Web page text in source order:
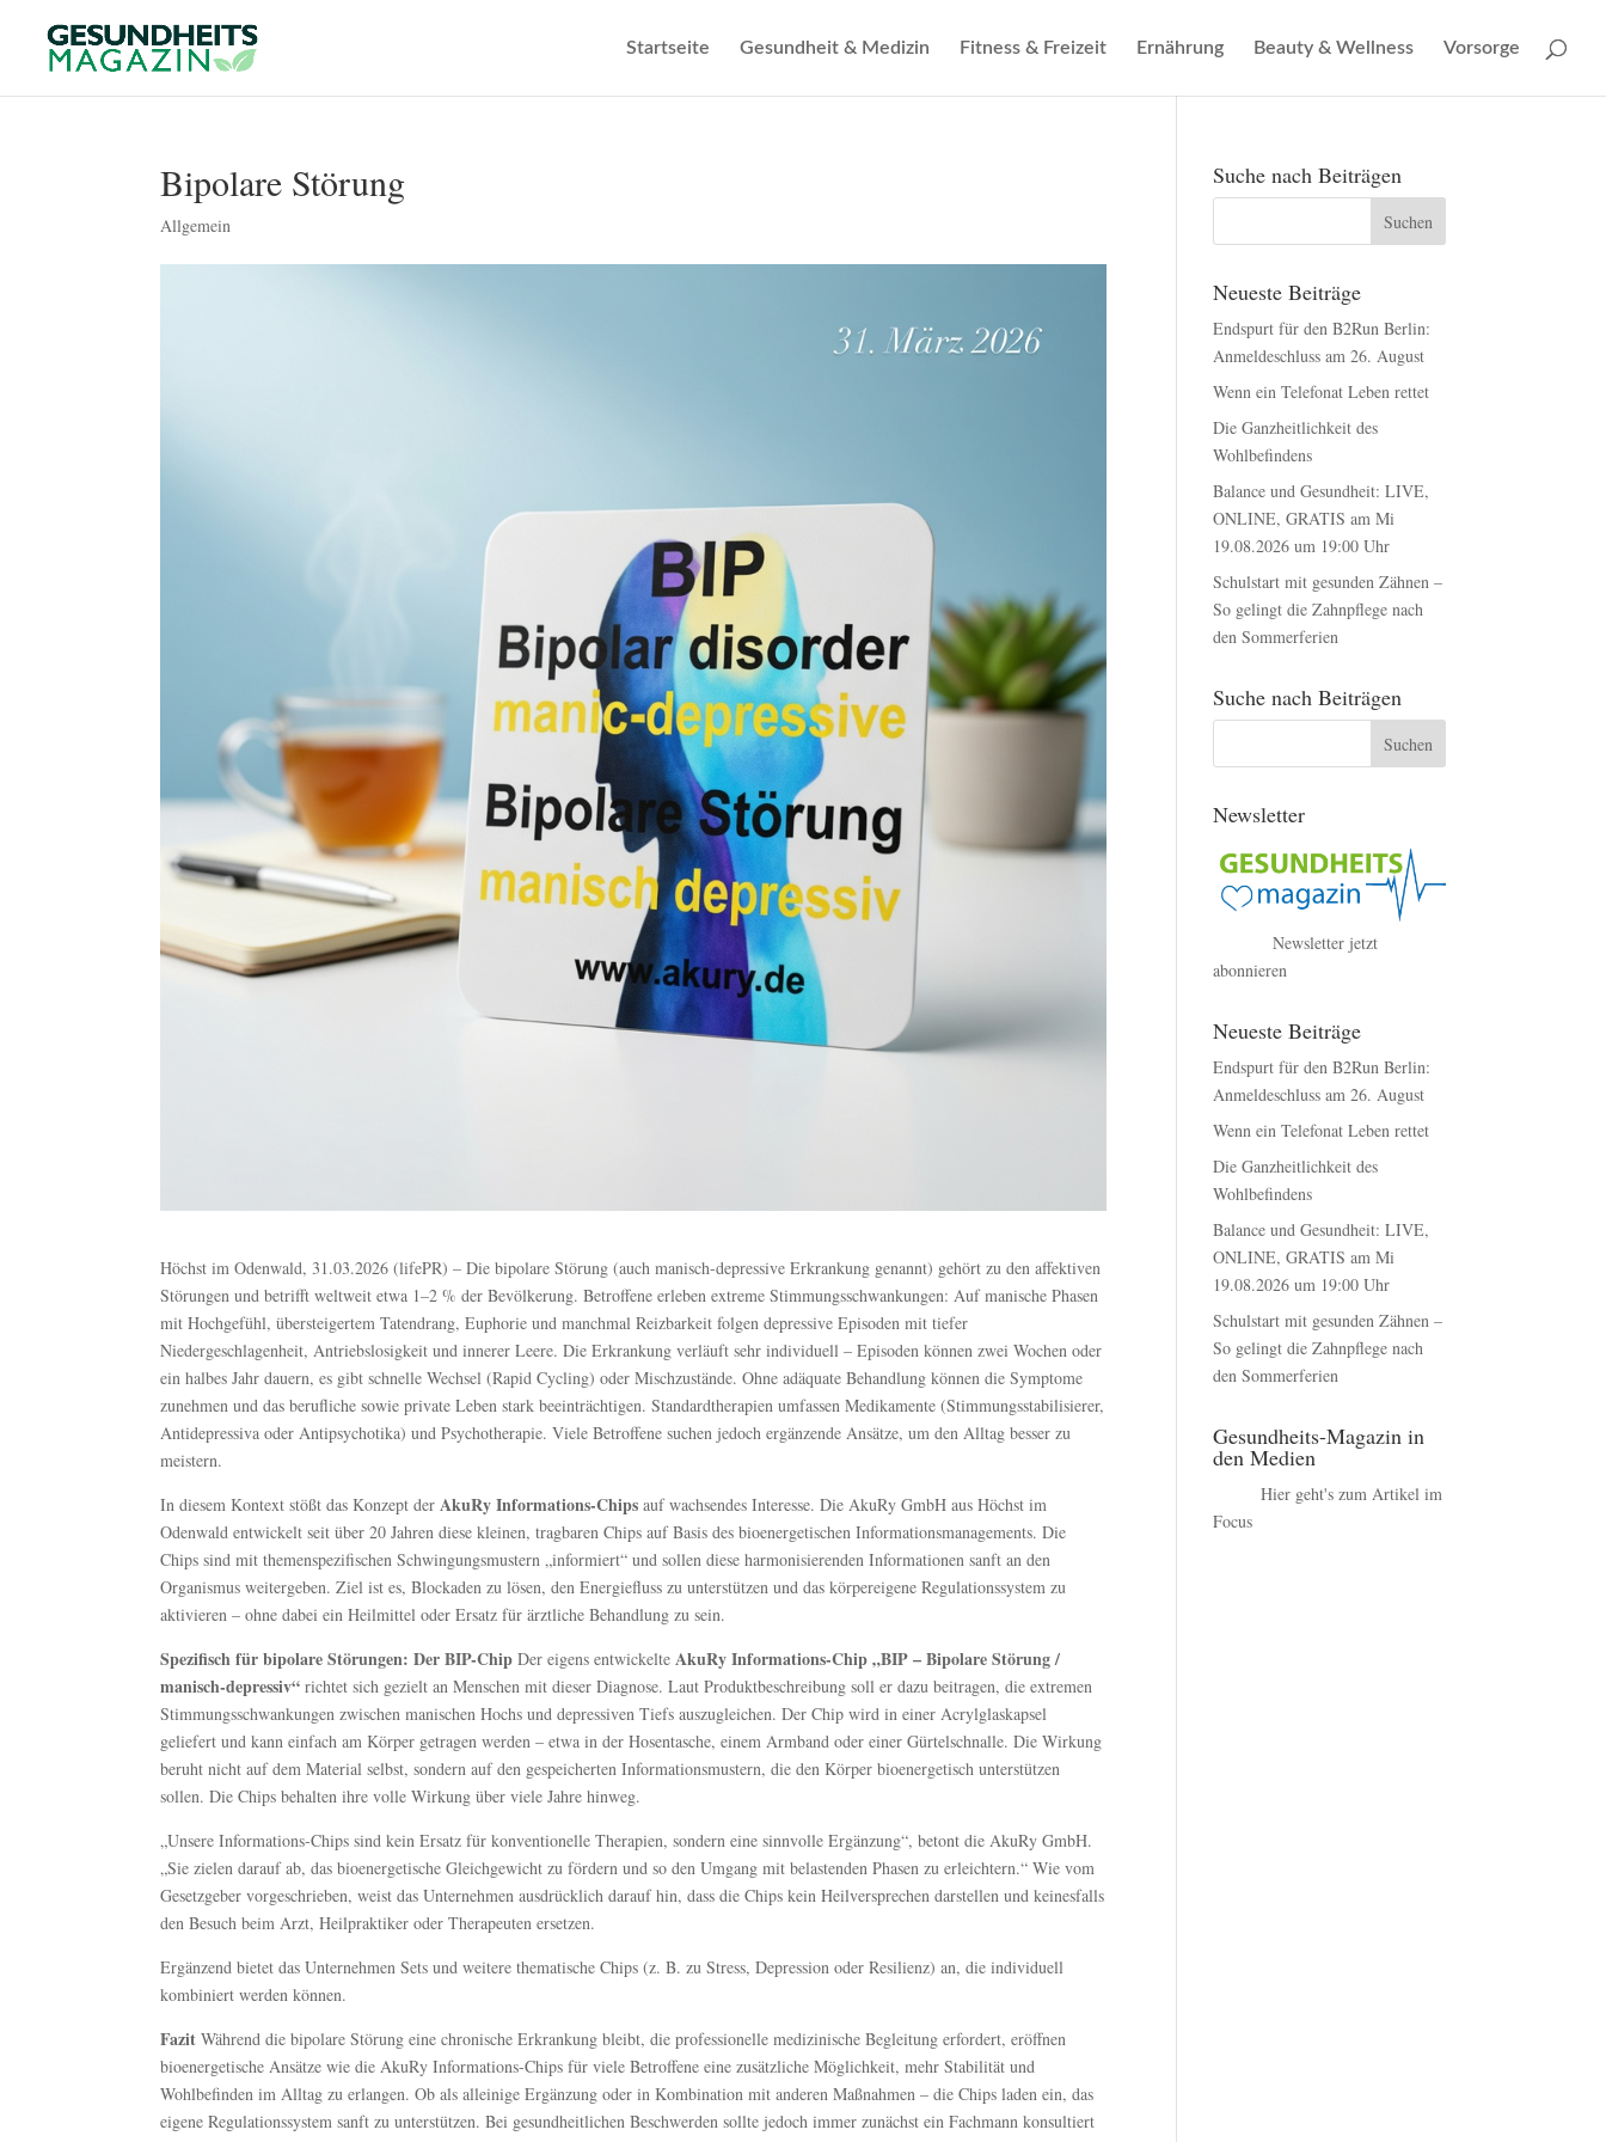
Startseite Gesundheit & Medizin Fitness & Freizeit Ernährung Beauty & Wellness Vorsorge
Bipolare Störung
Allgemein
Höchst im Odenwald, 31.03.2026 (lifePR) – Die bipolare Störung (auch manisch-depressive Erkrankung genannt) gehört zu den affektiven
Störungen und betrifft weltweit etwa 1–2 % der Bevölkerung. Betroffene erleben extreme Stimmungsschwankungen: Auf manische Phasen
mit Hochgefühl, übersteigertem Tatendrang, Euphorie und manchmal Reizbarkeit folgen depressive Episoden mit tiefer
Niedergeschlagenheit, Antriebslosigkeit und innerer Leere. Die Erkrankung verläuft sehr individuell – Episoden können zwei Wochen oder
ein halbes Jahr dauern, es gibt schnelle Wechsel (Rapid Cycling) oder Mischzustände. Ohne adäquate Behandlung können die Symptome
zunehmen und das berufliche sowie private Leben stark beeinträchtigen. Standardtherapien umfassen Medikamente (Stimmungsstabilisierer,
Antidepressiva oder Antipsychotika) und Psychotherapie. Viele Betroffene suchen jedoch ergänzende Ansätze, um den Alltag besser zu
meistern.
In diesem Kontext stößt das Konzept der AkuRy Informations-Chips auf wachsendes Interesse. Die AkuRy GmbH aus Höchst im
Odenwald entwickelt seit über 20 Jahren diese kleinen, tragbaren Chips auf Basis des bioenergetischen Informationsmanagements. Die
Chips sind mit themenspezifischen Schwingungsmustern „informiert“ und sollen diese harmonisierenden Informationen sanft an den
Organismus weitergeben. Ziel ist es, Blockaden zu lösen, den Energiefluss zu unterstützen und das körpereigene Regulationssystem zu
aktivieren – ohne dabei ein Heilmittel oder Ersatz für ärztliche Behandlung zu sein.
Spezifisch für bipolare Störungen: Der BIP-Chip Der eigens entwickelte AkuRy Informations-Chip „BIP – Bipolare Störung /
manisch-depressiv“ richtet sich gezielt an Menschen mit dieser Diagnose. Laut Produktbeschreibung soll er dazu beitragen, die extremen
Stimmungsschwankungen zwischen manischen Hochs und depressiven Tiefs auszugleichen. Der Chip wird in einer Acrylglaskapsel
geliefert und kann einfach am Körper getragen werden – etwa in der Hosentasche, einem Armband oder einer Gürtelschnalle. Die Wirkung
beruht nicht auf dem Material selbst, sondern auf den gespeicherten Informationsmustern, die den Körper bioenergetisch unterstützen
sollen. Die Chips behalten ihre volle Wirkung über viele Jahre hinweg.
„Unsere Informations-Chips sind kein Ersatz für konventionelle Therapien, sondern eine sinnvolle Ergänzung“, betont die AkuRy GmbH.
„Sie zielen darauf ab, das bioenergetische Gleichgewicht zu fördern und so den Umgang mit belastenden Phasen zu erleichtern.“ Wie vom
Gesetzgeber vorgeschrieben, weist das Unternehmen ausdrücklich darauf hin, dass die Chips kein Heilversprechen darstellen und keinesfalls
den Besuch beim Arzt, Heilpraktiker oder Therapeuten ersetzen.
Ergänzend bietet das Unternehmen Sets und weitere thematische Chips (z. B. zu Stress, Depression oder Resilienz) an, die individuell
kombiniert werden können.
Fazit Während die bipolare Störung eine chronische Erkrankung bleibt, die professionelle medizinische Begleitung erfordert, eröffnen
bioenergetische Ansätze wie die AkuRy Informations-Chips für viele Betroffene eine zusätzliche Möglichkeit, mehr Stabilität und
Wohlbefinden im Alltag zu erlangen. Ob als alleinige Ergänzung oder in Kombination mit anderen Maßnahmen – die Chips laden ein, das
eigene Regulationssystem sanft zu unterstützen. Bei gesundheitlichen Beschwerden sollte jedoch immer zunächst ein Fachmann konsultiert
Suche nach Beiträgen
Neueste Beiträge
Endspurt für den B2Run Berlin:
Anmeldeschluss am 26. August
Wenn ein Telefonat Leben rettet
Die Ganzheitlichkeit des
Wohlbefindens
Balance und Gesundheit: LIVE,
ONLINE, GRATIS am Mi
19.08.2026 um 19:00 Uhr
Schulstart mit gesunden Zähnen –
So gelingt die Zahnpflege nach
den Sommerferien
Suche nach Beiträgen
Newsletter
Newsletter jetzt
abonnieren
Neueste Beiträge
Endspurt für den B2Run Berlin:
Anmeldeschluss am 26. August
Wenn ein Telefonat Leben rettet
Die Ganzheitlichkeit des
Wohlbefindens
Balance und Gesundheit: LIVE,
ONLINE, GRATIS am Mi
19.08.2026 um 19:00 Uhr
Schulstart mit gesunden Zähnen –
So gelingt die Zahnpflege nach
den Sommerferien
Gesundheits-Magazin in
den Medien
Hier geht's zum Artikel im
Focus